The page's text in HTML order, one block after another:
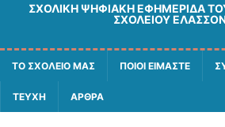
ΣΧΟΛΙΚΉ ΨΗΦΙΑΚΉ ΕΦΗΜΕΡΊΔΑ
ΣΧΟΛΕΊΟΥ
ΤΟ ΣΧΟΛΕΙΟ ΜΑΣ ΠΟΙΟΙ ΕΙΜΑΣΤΕ
ΤΕΥΧΗ ΑΡΘΡΑ